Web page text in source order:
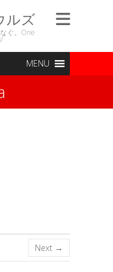
ルズ
ぐ。One
MENU
Next →